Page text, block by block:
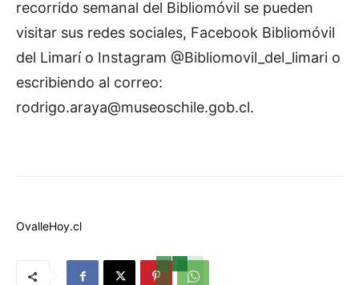
recorrido semanal del Bibliomóvil se pueden
visitar sus redes sociales, Facebook Bibliomóvil
del Limarí o Instagram @Bibliomovil_del_limari o
escribiendo al correo:
rodrigo.araya@museoschile.gob.cl.
OvalleHoy.cl